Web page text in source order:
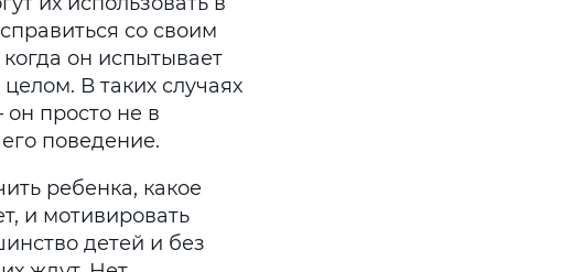
со своим
он испытывает
В таких случаях
просто не в
поведение.
ребенка, какое
и мотивировать
детей и без